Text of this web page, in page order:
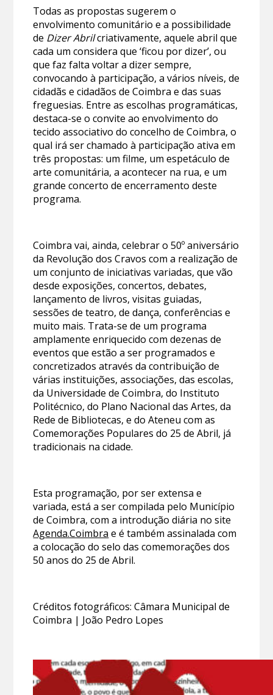
Todas as propostas sugerem o
envolvimento comunitário e a possibilidade
de Dizer Abrilcriativamente, aquele abril que
cada um considera que ‘ficou por dizer’, ou
que faz falta voltar a dizer sempre,
convocando à participação, a vários níveis, de
cidadãs e cidadãos de Coimbra e das suas
freguesias. Entre as escolhas programáticas,
destaca-se o convite ao envolvimento do
tecido associativo do concelho de Coimbra, o
qual irá ser chamado à participação ativa em
três propostas: um filme, um espetáculo de
arte comunitária, a acontecer na rua, e um
grande concerto de encerramento deste
programa.
Coimbra vai, ainda, celebrar o 50º aniversário
da Revolução dos Cravos com a realização de
um conjunto de iniciativas variadas, que vão
desde exposições, concertos, debates,
lançamento de livros, visitas guiadas,
sessões de teatro, de dança, conferências e
muito mais. Trata-se de um programa
amplamente enriquecido com dezenas de
eventos que estão a ser programados e
concretizados através da contribuição de
várias instituições, associações, das escolas,
da Universidade de Coimbra, do Instituto
Politécnico, do Plano Nacional das Artes, da
Rede de Bibliotecas, e do Ateneu com as
Comemorações Populares do 25 de Abril, já
tradicionais na cidade.
Esta programação, por ser extensa e
variada, está a ser compilada pelo Município
de Coimbra, com a introdução diária no site
Agenda.Coimbra e é também assinalada com
a colocação do selo das comemorações dos
50 anos do 25 de Abril.
Créditos fotográficos: Câmara Municipal de
Coimbra | João Pedro Lopes